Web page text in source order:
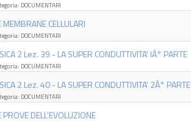
DOCUMENTARI
MEMBRANE CELLULARI
DOCUMENTARI
2 Lez. 39 - LA SUPER CONDUTTIVITA' IÂ° PARTE
DOCUMENTARI
2 Lez. 40 - LA SUPER CONDUTTIVITA' 2Â° PARTE
DOCUMENTARI
PROVE DELL'EVOLUZIONE